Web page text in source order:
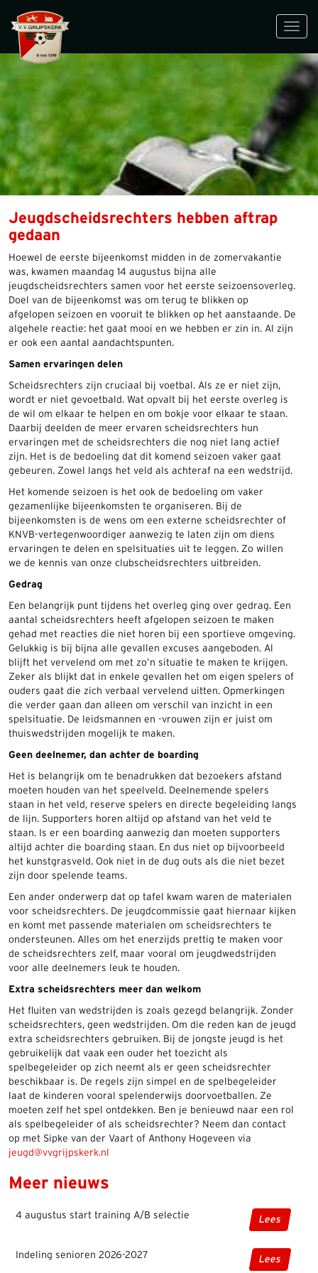
Jeugdscheidsrechters hebben aftrap
gedaan
Hoewel de eerste bijeenkomst midden in de zomervakantie
was, kwamen maandag 14 augustus bijna alle
jeugdscheidsrechters samen voor het eerste seizoensoverleg.
Doel van de bijeenkomst was om terug te blikken op
afgelopen seizoen en vooruit te blikken op het aanstaande. De
algehele reactie: het gaat mooi en we hebben er zin in. Al zijn
er ook een aantal aandachtspunten.
Samen ervaringen delen
Scheidsrechters zijn cruciaal bij voetbal. Als ze er niet zijn,
wordt er niet gevoetbald. Wat opvalt bij het eerste overleg is
de wil om elkaar te helpen en om bokje voor elkaar te staan.
Daarbij deelden de meer ervaren scheidsrechters hun
ervaringen met de scheidsrechters die nog niet lang actief
zijn. Het is de bedoeling dat dit komend seizoen vaker gaat
gebeuren. Zowel langs het veld als achteraf na een wedstrijd.
Het komende seizoen is het ook de bedoeling om vaker
gezamenlijke bijeenkomsten te organiseren. Bij de
bijeenkomsten is de wens om een externe scheidsrechter of
KNVB-vertegenwoordiger aanwezig te laten zijn om diens
ervaringen te delen en spelsituaties uit te leggen. Zo willen
we de kennis van onze clubscheidsrechters uitbreiden.
Gedrag
Een belangrijk punt tijdens het overleg ging over gedrag. Een
aantal scheidsrechters heeft afgelopen seizoen te maken
gehad met reacties die niet horen bij een sportieve omgeving.
Gelukkig is bij bijna alle gevallen excuses aangeboden. Al
blijft het vervelend om met zo’n situatie te maken te krijgen.
Zeker als blijkt dat in enkele gevallen het om eigen spelers of
ouders gaat die zich verbaal vervelend uitten. Opmerkingen
die verder gaan dan alleen om verschil van inzicht in een
spelsituatie. De leidsmannen en -vrouwen zijn er juist om
thuiswedstrijden mogelijk te maken.
Geen deelnemer, dan achter de boarding
Het is belangrijk om te benadrukken dat bezoekers afstand
moeten houden van het speelveld. Deelnemende spelers
staan in het veld, reserve spelers en directe begeleiding langs
de lijn. Supporters horen altijd op afstand van het veld te
staan. Is er een boarding aanwezig dan moeten supporters
altijd achter die boarding staan. En dus niet op bijvoorbeeld
het kunstgrasveld. Ook niet in de dug outs als die niet bezet
zijn door spelende teams.
Een ander onderwerp dat op tafel kwam waren de materialen
voor scheidsrechters. De jeugdcommissie gaat hiernaar kijken
en komt met passende materialen om scheidsrechters te
ondersteunen. Alles om het enerzijds prettig te maken voor
de scheidsrechters zelf, maar vooral om jeugdwedstrijden
voor alle deelnemers leuk te houden.
Extra scheidsrechters meer dan welkom
Het fluiten van wedstrijden is zoals gezegd belangrijk. Zonder
scheidsrechters, geen wedstrijden. Om die reden kan de jeugd
extra scheidsrechters gebruiken. Bij de jongste jeugd is het
gebruikelijk dat vaak een ouder het toezicht als
spelbegeleider op zich neemt als er geen scheidsrechter
beschikbaar is. De regels zijn simpel en de spelbegeleider
laat de kinderen vooral spelenderwijs doorvoetballen. Ze
moeten zelf het spel ontdekken. Ben je benieuwd naar een rol
als spelbegeleider of als scheidsrechter? Neem dan contact
op met Sipke van der Vaart of Anthony Hogeveen via
jeugd@vvgrijpskerk.nl
Meer nieuws
4 augustus start training A/B selectie Lees
Indeling senioren 2026-2027 Lees